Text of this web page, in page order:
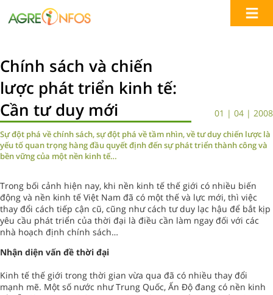
Chính sách và chiến
lược phát triển kinh tế:
Cần tư duy mới
01 | 04 | 2008
Sự đột phá về chính sách, sự đột phá về tầm nhìn, về tư duy chiến lược là
yếu tố quan trọng hàng đầu quyết định đến sự phát triển thành công và
bền vững của một nền kinh tế…
Trong bối cảnh hiện nay, khi nền kinh tế thế giới có nhiều biến
động và nền kinh tế Việt Nam đã có một thế và lực mới, thì việc
thay đổi cách tiếp cận cũ, cũng như cách tư duy lạc hậu để bắt kịp
yêu cầu phát triển của thời đại là điều cần làm ngay đối với các
nhà hoạch định chính sách…
Nhận diện vấn đề thời đại
Kinh tế thế giới trong thời gian vừa qua đã có nhiều thay đổi
mạnh mẽ. Một số nước như Trung Quốc, Ấn Độ đang có nền kinh